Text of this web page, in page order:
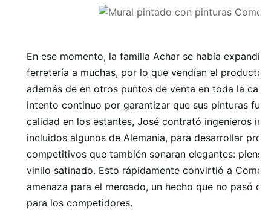
En ese momento, la familia Achar se había
ferretería a muchas, por lo que vendían el producto
además de en otros puntos de venta en toda la
intento continuo por garantizar que sus pinturas
calidad en los estantes, José contrató ingenieros
incluidos algunos de Alemania, para desarrollar
competitivos que también sonaran elegantes:
vinilo satinado. Esto rápidamente convirtió a Comex
amenaza para el mercado, un hecho que no pasó
para los competidores.